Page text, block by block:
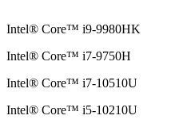
Intel® Core™ i9-9980HK
Intel® Core™ i7-9750H
Intel® Core™ i7-10510U
Intel® Core™ i5-10210U